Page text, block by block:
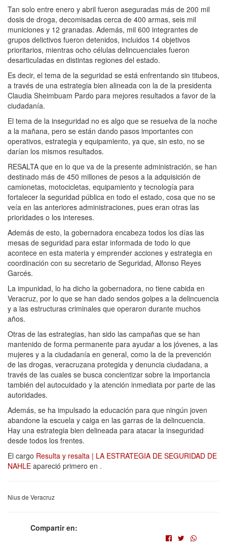
Tan solo entre enero y abril fueron aseguradas más de 200 mil
dosis de droga, decomisadas cerca de 400 armas, seis mil
municiones y 12 granadas. Además, mil 600 integrantes de
grupos delictivos fueron detenidos, incluidos 14 objetivos
prioritarios, mientras ocho células delincuenciales fueron
desarticuladas en distintas regiones del estado.
Es decir, el tema de la seguridad se está enfrentando sin titubeos,
a través de una estrategia bien alineada con la de la presidenta
Claudia Sheimbuam Pardo para mejores resultados a favor de la
ciudadanía.
El tema de la inseguridad no es algo que se resuelva de la noche
a la mañana, pero se están dando pasos importantes con
operativos, estrategia y equipamiento, ya que, sin esto, no se
darían los mismos resultados.
RESALTA que en lo que va de la presente administración, se han
destinado más de 450 millones de pesos a la adquisición de
camionetas, motocicletas, equipamiento y tecnología para
fortalecer la seguridad pública en todo el estado, cosa que no se
veía en las anteriores administraciones, pues eran otras las
prioridades o los intereses.
Además de esto, la gobernadora encabeza todos los días las
mesas de seguridad para estar informada de todo lo que
acontece en esta materia y emprender acciones y estrategia en
coordinación con su secretario de Seguridad, Alfonso Reyes
Garcés.
La impunidad, lo ha dicho la gobernadora, no tiene cabida en
Veracruz, por lo que se han dado sendos golpes a la delincuencia
y a las estructuras criminales que operaron durante muchos
años.
Otras de las estrategias, han sido las campañas que se han
mantenido de forma permanente para ayudar a los jóvenes, a las
mujeres y a la ciudadanía en general, como la de la prevención
de las drogas, veracruzana protegida y denuncia ciudadana, a
través de las cuales se busca concientizar sobre la importancia
también del autocuidado y la atención inmediata por parte de las
autoridades.
Además, se ha impulsado la educación para que ningún joven
abandone la escuela y caiga en las garras de la delincuencia.
Hay una estrategia bien delineada para atacar la inseguridad
desde todos los frentes.
El cargo Resulta y resalta | LA ESTRATEGIA DE SEGURIDAD DE
NAHLE apareció primero en .
Nius de Veracruz
Compartir en: